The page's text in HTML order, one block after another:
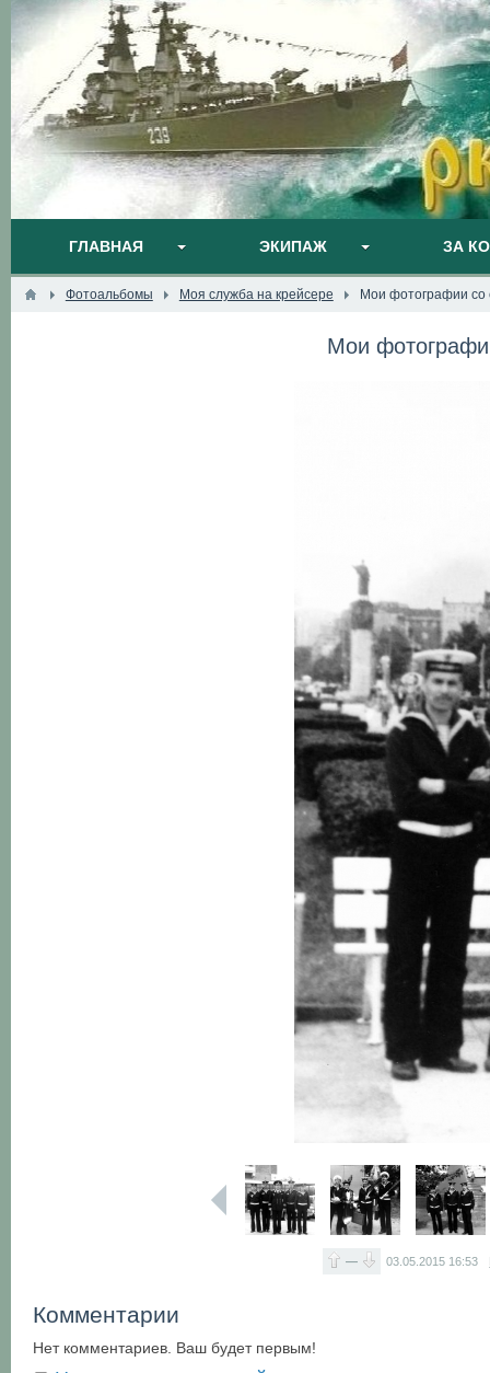
ГЛАВНАЯ ЭКИПАЖ ЗА
Фотоальбомы Моя служба на крейсере Мои фотографии со
Мои
— 03.05.2015 16:53
Комментарии
Нет комментариев. Ваш будет первым!